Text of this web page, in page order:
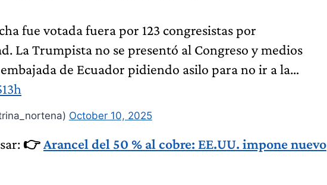
fue votada fuera por 123 congresistas por
La Trumpista no se presentó al Congreso y medios
de Ecuador pidiendo asilo para no ir a la…
October 10, 2025
👉Arancel del 50 % al cobre: EE.UU. impone nuevo